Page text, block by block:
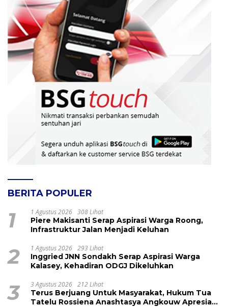
BERITA POPULER
1 1 Agustus 2026 308 Lihat
Piere Makisanti Serap Aspirasi Warga Roong,
Infrastruktur Jalan Menjadi Keluhan
2 1 Agustus 2026 293 Lihat
Inggried JNN Sondakh Serap Aspirasi Warga
Kalasey, Kehadiran ODGJ Dikeluhkan
3 3 Agustus 2026 212 Lihat
Terus Berjuang Untuk Masyarakat, Hukum Tua
Tatelu Rossiena Anashtasya Angkouw Apresiasi